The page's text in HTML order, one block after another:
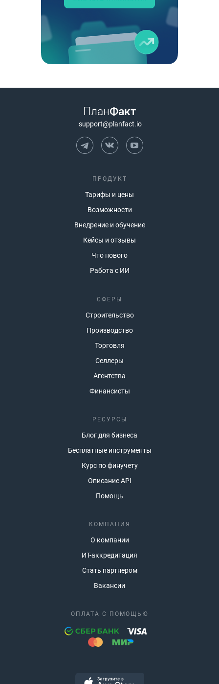
ПланФакт
support@planfact.io
ПРОДУКТ
Тарифы и цены
Возможности
Внедрение и обучение
Кейсы и отзывы
Что нового
Работа с ИИ
СФЕРЫ
Строительство
Производство
Торговля
Селлеры
Агентства
Финансисты
РЕСУРСЫ
Блог для бизнеса
Бесплатные инструменты
Курс по финучету
Описание API
Помощь
КОМПАНИЯ
О компании
ИТ-аккредитация
Стать партнером
Вакансии
ОПЛАТА С ПОМОЩЬЮ